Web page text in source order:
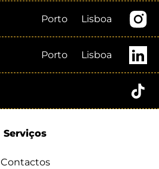
Porto Lisboa
Porto Lisboa
Serviços
Contactos